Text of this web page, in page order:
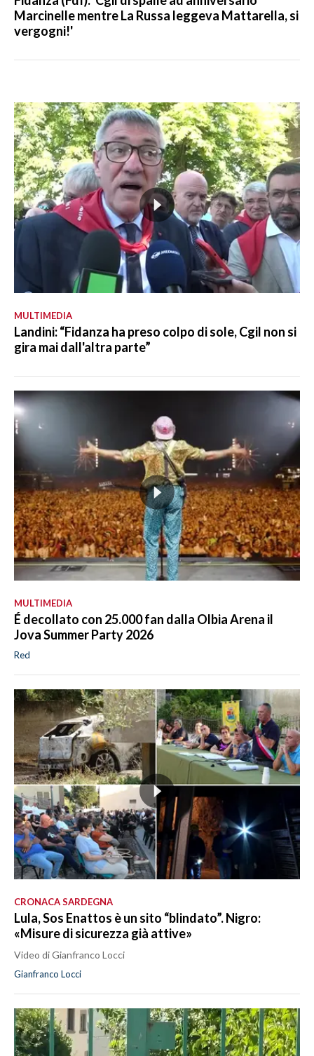
Marcinelle mentre La Russa leggeva Mattarella, si
vergogni!'
MULTIMEDIA
Landini: “Fidanza ha preso colpo di sole, Cgil non si
gira mai dall'altra parte”
MULTIMEDIA
É decollato con 25.000 fan dalla Olbia Arena il
Jova Summer Party 2026
Red
CRONACA SARDEGNA
Lula, Sos Enattos è un sito “blindato”. Nigro:
«Misure di sicurezza già attive»
Video di Gianfranco Locci
Gianfranco Locci